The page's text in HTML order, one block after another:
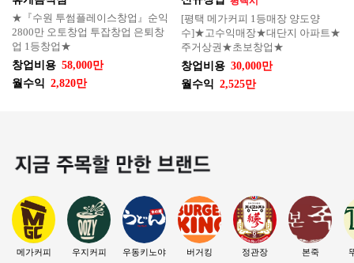
★『수원 투썸플레이스창업』순익
2800만 오토창업 투잡창업 은퇴창
업 1등창업★
창업비용 58,000만
월수익 2,820만
[평택 메가커피 1등매장 양도양
수]★고수익매장★대단지 아파트★
주거상권★초보창업★
창업비용 30,000만
월수익 2,525만
메가커피 우지커피 우동키노야 버거킹 정관장 본죽